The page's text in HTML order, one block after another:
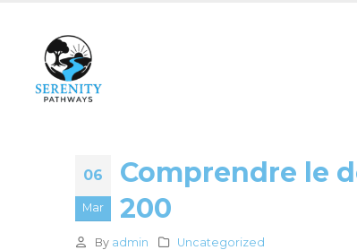
06
Mar
Comprendre le
200
By admin Uncategorized